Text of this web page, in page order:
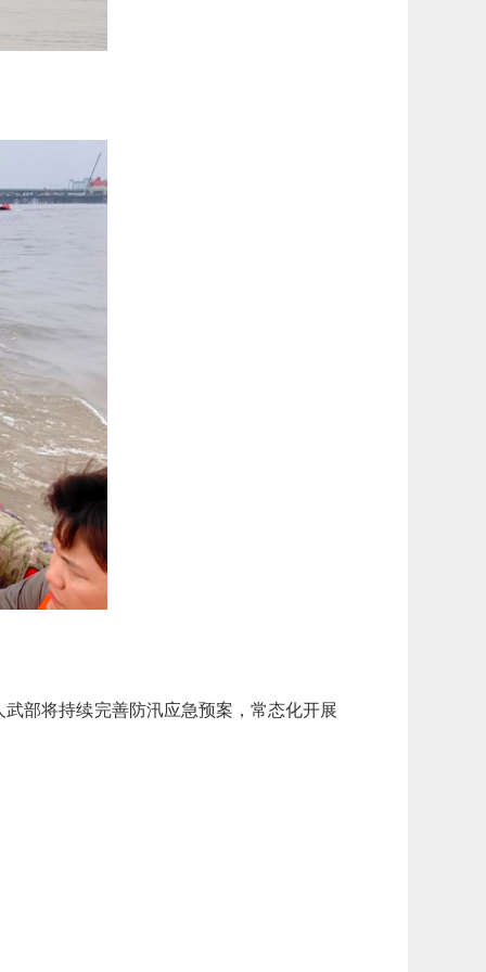
部将持续完善防汛应急预案，常态化开展